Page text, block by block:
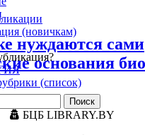
(новичкам)
(список)
нуждаются сами
основания
БЦБ LIBRARY.BY